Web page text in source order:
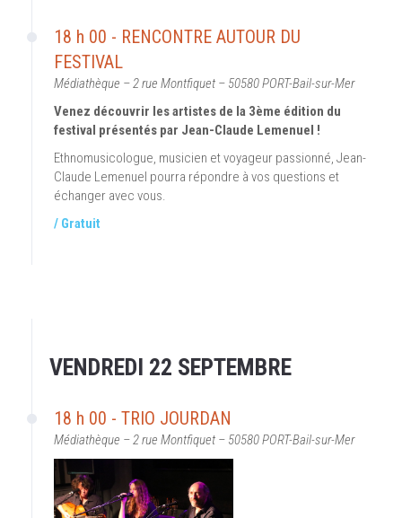
18 h 00 - RENCONTRE AUTOUR DU
FESTIVAL
Médiathèque – 2 rue Montfiquet – 50580 PORT-Bail-sur-Mer
Venez découvrir les artistes de la 3ème édition du
festival présentés par Jean-Claude Lemenuel !
Ethnomusicologue, musicien et voyageur passionné, Jean-
Claude Lemenuel pourra répondre à vos questions et
échanger avec vous.
/ Gratuit
VENDREDI 22 SEPTEMBRE
18 h 00 - TRIO JOURDAN
Médiathèque – 2 rue Montfiquet – 50580 PORT-Bail-sur-Mer